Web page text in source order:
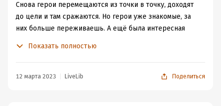
Снова герои перемещаются из точки в точку, доходят
до цели и там сражаются. Но герои уже знакомые, за
них больше переживаешь. А ещё была интересная
- троица Тэо, Шерон и Лавиани, а так же
Показать полностью
12 марта 2023 LiveLib Поделиться